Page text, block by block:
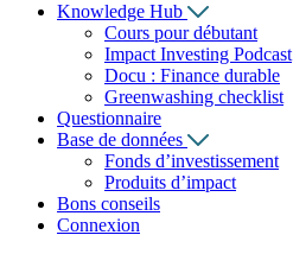
Knowledge Hub
Cours pour débutant
Impact Investing Podcast
Docu : Finance durable
Greenwashing checklist
Questionnaire
Base de données
Fonds d’investissement
Produits d’impact
Bons conseils
Connexion